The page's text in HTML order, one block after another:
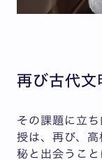
再び古代文
その課題に立
授は、再び、
秘と出会うこと